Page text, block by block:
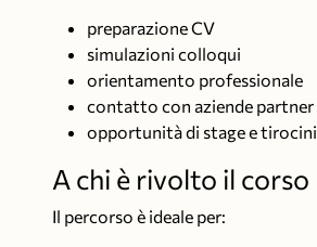
preparazione CV
simulazioni colloqui
orientamento professionale
contatto con aziende partner
opportunità di stage e tirocini
A chi è rivolto il corso
Il percorso è ideale per: